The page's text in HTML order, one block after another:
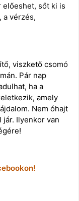
előeshet, sőt ki is
a vérzés,
viszkető csomó
Pár nap
ha a
amely
Nem óhajt
Ilyenkor van